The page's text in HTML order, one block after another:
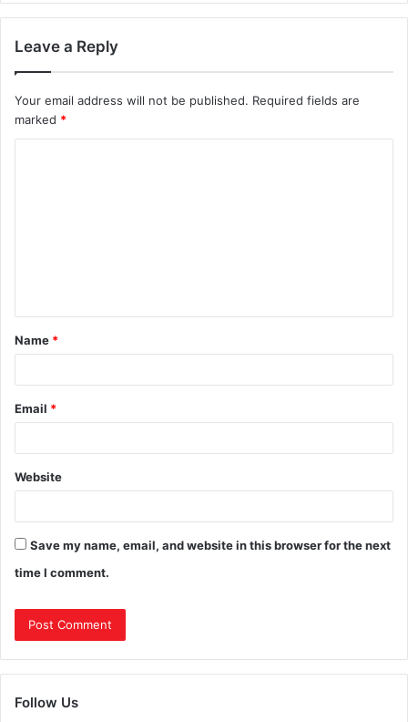
Leave a Reply
Your email address will not be published. Required fields are
marked *
Name *
Email *
Website
Save my name, email, and website in this browser for the next
time I comment.
Follow Us